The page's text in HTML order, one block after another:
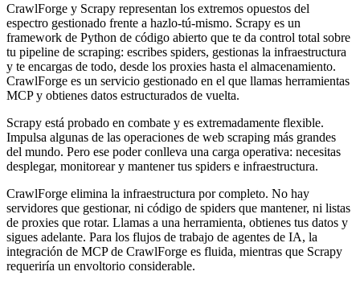
CrawlForge y Scrapy representan los extremos opuestos del
espectro gestionado frente a hazlo-tú-mismo. Scrapy es un
framework de Python de código abierto que te da control total sobre
tu pipeline de scraping: escribes spiders, gestionas la infraestructura
y te encargas de todo, desde los proxies hasta el almacenamiento.
CrawlForge es un servicio gestionado en el que llamas herramientas
MCP y obtienes datos estructurados de vuelta.
Scrapy está probado en combate y es extremadamente flexible.
Impulsa algunas de las operaciones de web scraping más grandes
del mundo. Pero ese poder conlleva una carga operativa: necesitas
desplegar, monitorear y mantener tus spiders e infraestructura.
CrawlForge elimina la infraestructura por completo. No hay
servidores que gestionar, ni código de spiders que mantener, ni listas
de proxies que rotar. Llamas a una herramienta, obtienes tus datos y
sigues adelante. Para los flujos de trabajo de agentes de IA, la
integración de MCP de CrawlForge es fluida, mientras que Scrapy
requeriría un envoltorio considerable.